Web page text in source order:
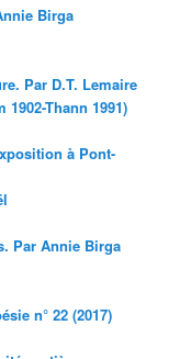
Birga
Par D.T. Lemaire
Thann 1991)
à Pont-
Par Annie Birga
n° 22 (2017)